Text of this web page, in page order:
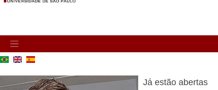
MAIN
NAVIGATION
Já estão abertas